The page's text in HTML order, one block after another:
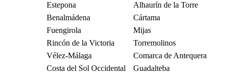
Estepona
Alhaurín de la Torre
Benalmádena
Cártama
Fuengirola
Mijas
Rincón de la Victoria
Torremolinos
Vélez-Málaga
Comarca de Antequera
Costa del Sol Occidental
Guadalteba